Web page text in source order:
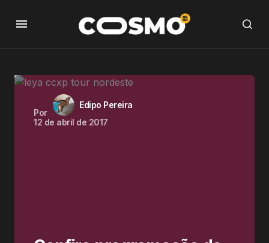
Por
Edipo Pereira
12 de abril de 2017